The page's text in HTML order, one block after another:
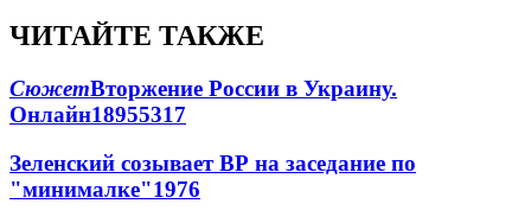
ЧИТАЙТЕ ТАКЖЕ
СюжетВторжение России в Украину.
Онлайн18955317
Зеленский созывает ВР на заседание по
"минималке"1976